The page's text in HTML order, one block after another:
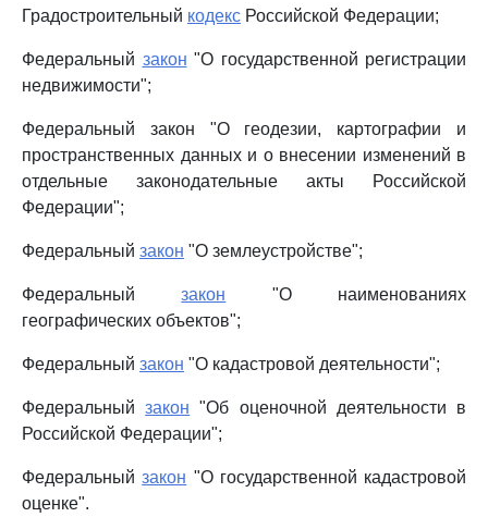
Градостроительный кодекс Российской Федерации;
Федеральный закон "О государственной регистрации
недвижимости";
Федеральный закон "О геодезии, картографии и
пространственных данных и о внесении изменений в
отдельные законодательные акты Российской
Федерации";
Федеральный закон "О землеустройстве";
Федеральныйзакон "О наименованиях
географических объектов";
Федеральный закон "О кадастровой деятельности";
Федеральныйзакон "Об оценочной деятельности в
Российской Федерации";
Федеральныйзакон "О государственной кадастровой
оценке".